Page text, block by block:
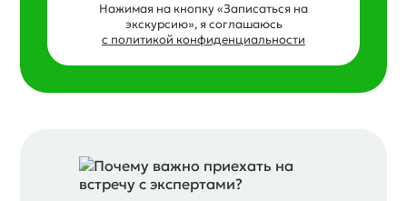
Нажимая на кнопку «Записаться на
экскурсию», я соглашаюсь
с политикой конфиденциальности